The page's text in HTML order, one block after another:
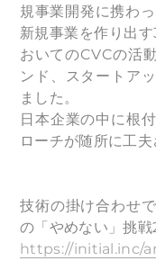
規事業開発に携わ
新規事業を作り出
おいてのCVCの活
ンド、スタートア
ました。
日本企業の中に根
ローチが随所に工
技術の掛け合わせ
の「やめない」挑
https://initial.inc/